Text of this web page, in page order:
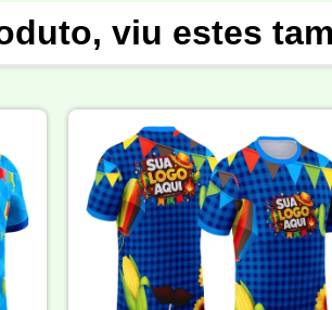
viu estes